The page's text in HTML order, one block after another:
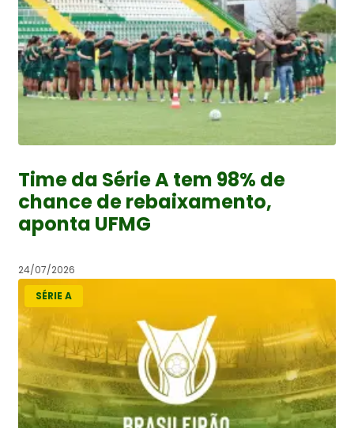
Time da Série A tem 98% de
chance de rebaixamento,
aponta UFMG
24/07/2026
SÉRIE A